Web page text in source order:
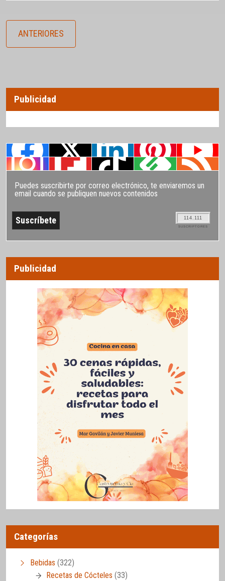
ANTERIORES
Publicidad
Puedes suscribirte por correo electrónico, te enviaremos un
email cuando se publiquen nuevos contenidos
114.111
SUSCRIPTORES
Publicidad
Categorías
Bebidas (322)
Recetas de Cócteles (33)